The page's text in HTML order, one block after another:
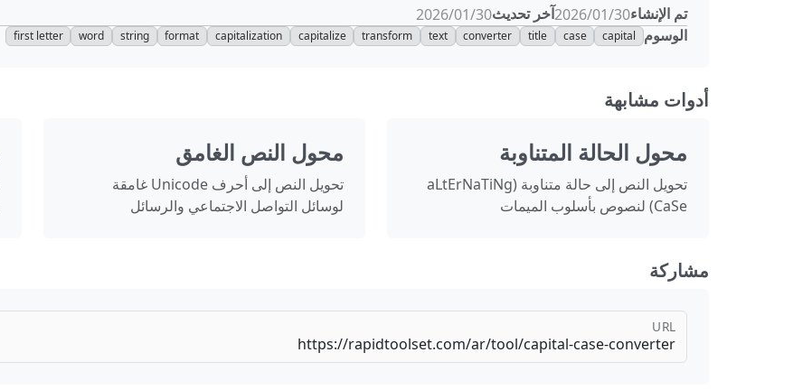
تم الإنشاء30‏/01‏/2026 آخر تحديث30‏/01‏/2026
الوسوم
capital
case
title
converter
text
transform
capitalize
capitalization
format
string
word
first letter
أدوات مشابهة
محول الحالة المتناوبة
تحويل النص إلى حالة متناوبة (aLtErNaTiNg
CaSe) لنصوص بأسلوب الميمات
محول النص الغامق
تحويل النص إلى أحرف Unicode غامقة
لوسائل التواصل الاجتماعي والرسائل
مشاركة
URL